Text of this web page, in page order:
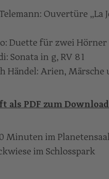
Ouvertüre „La
Duette für zwei Hörner
Sonata in g, RV 81
Händel: Arien,
als PDF zum Download
Minuten im
im Schlosspark